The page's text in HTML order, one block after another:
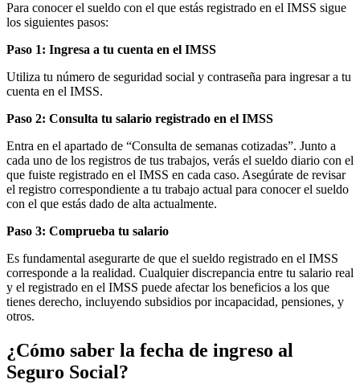
Para conocer el sueldo con el que estás registrado en el IMSS sigue
los siguientes pasos:
Paso 1: Ingresa a tu cuenta en el IMSS
Utiliza tu número de seguridad social y contraseña para ingresar a tu
cuenta en el IMSS.
Paso 2: Consulta tu salario registrado en el IMSS
Entra en el apartado de “Consulta de semanas cotizadas”. Junto a
cada uno de los registros de tus trabajos, verás el sueldo diario con el
que fuiste registrado en el IMSS en cada caso. Asegúrate de revisar
el registro correspondiente a tu trabajo actual para conocer el sueldo
con el que estás dado de alta actualmente.
Paso 3: Comprueba tu salario
Es fundamental asegurarte de que el sueldo registrado en el IMSS
corresponde a la realidad. Cualquier discrepancia entre tu salario real
y el registrado en el IMSS puede afectar los beneficios a los que
tienes derecho, incluyendo subsidios por incapacidad, pensiones, y
otros.
¿Cómo saber la fecha de ingreso al
Seguro Social?